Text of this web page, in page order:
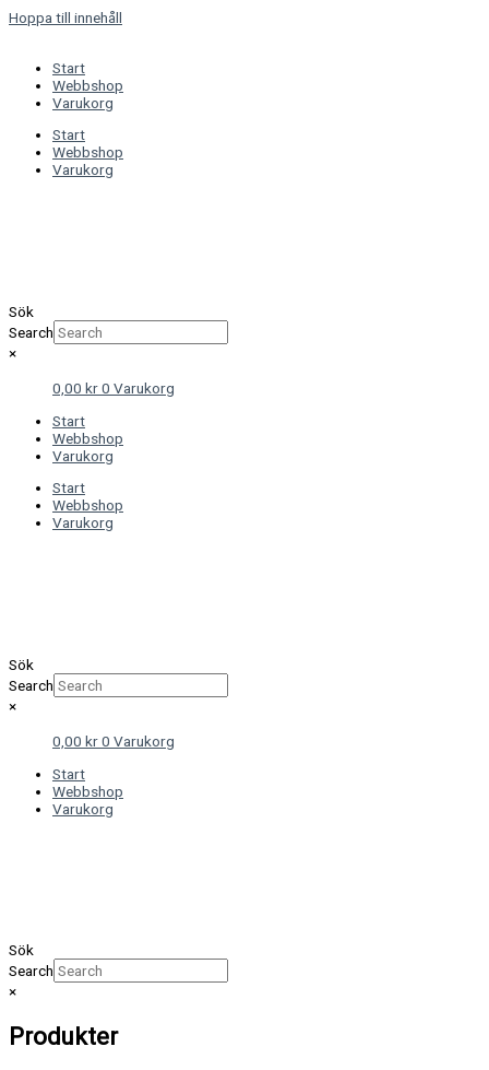
Hoppa till innehåll
Start
Webbshop
Varukorg
Start
Webbshop
Varukorg
Sök
Search
×
0,00 kr0 Varukorg
Start
Webbshop
Varukorg
Start
Webbshop
Varukorg
Sök
Search
×
0,00 kr0 Varukorg
Start
Webbshop
Varukorg
Sök
Search
×
Produkter